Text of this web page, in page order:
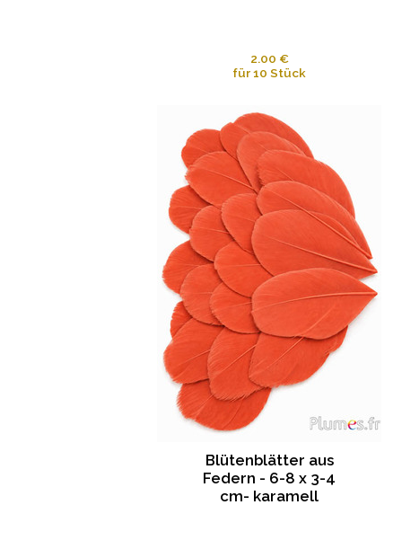
2.00 €
für 10 Stück
Blütenblätter aus
Federn - 6-8 x 3-4
cm- karamell